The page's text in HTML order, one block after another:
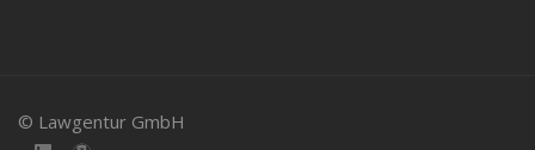
© Lawgentur GmbH